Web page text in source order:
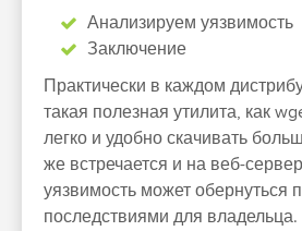
Анализируем уязвимость
Заключение
Практически в каждом
такая полезная утилита, как
легко и удобно скачивать
же встречается и на веб-
уязвимость может обернуться
последствиями для